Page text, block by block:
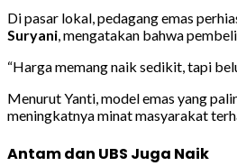
Di pasar lokal, pedagang emas
Suryani, mengatakan bahwa
“Harga memang naik sedikit, tapi
Menurut Yanti, model emas yang
meningkatnya minat masyarakat
Antam dan UBS Juga Naik